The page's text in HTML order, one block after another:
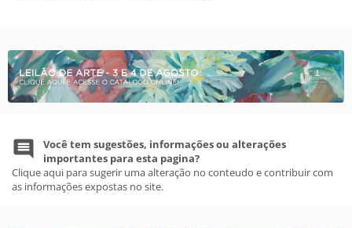
Você tem sugestões, informações ou alterações
importantes para esta pagina?
Clique aqui para sugerir uma alteração no conteudo e contribuir com
as informações expostas no site.